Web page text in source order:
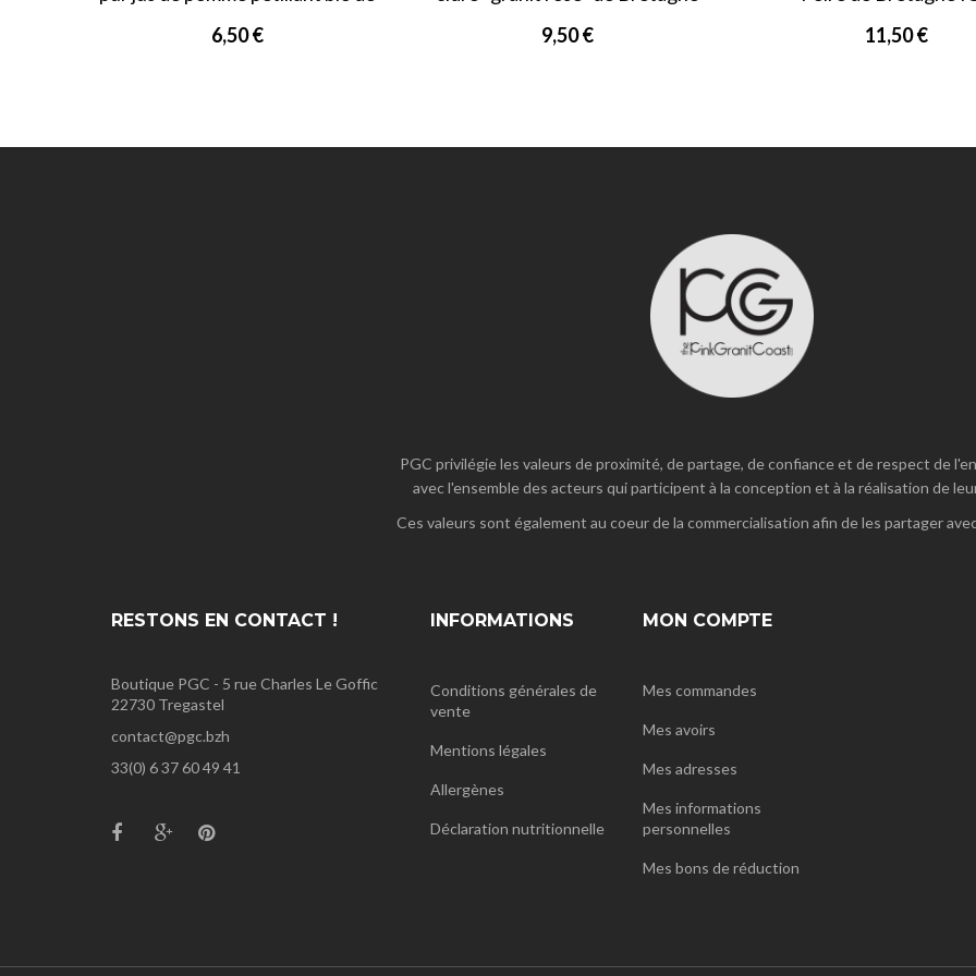
Bretagne
6,50 €
9,50 €
11,50 €
PGC privilégie les valeurs de proximité, de partage, de confiance et de respect de
avec l'ensemble des acteurs qui participent à la conception et à la réalisation de
Ces valeurs sont également au coeur de la commercialisation afin de les partager
RESTONS EN CONTACT !
Boutique PGC - 5 rue Charles Le Goffic
22730 Tregastel
contact@pgc.bzh
33(0) 6 37 60 49 41
INFORMATIONS
Conditions générales de
vente
Mentions légales
Allergènes
Déclaration nutritionnelle
MON COMPTE
Mes commandes
Mes avoirs
Mes adresses
Mes informations
personnelles
Mes bons de réduction